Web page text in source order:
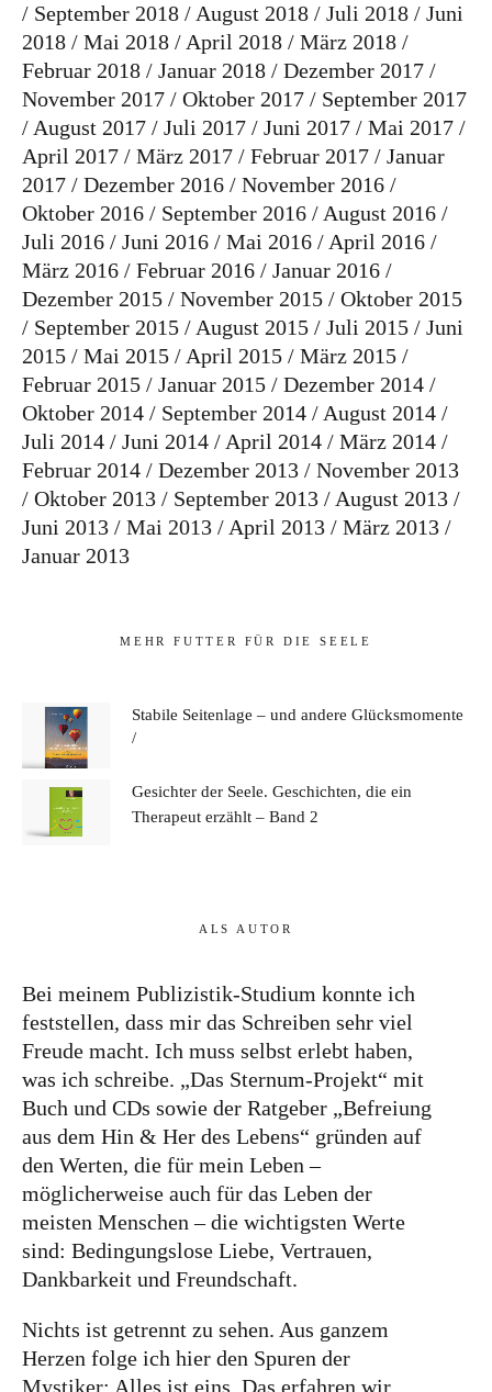
September 2018 August 2018 Juli 2018
Juni
2018
Mai 2018 April 2018
März 2018
Februar 2018
Januar 2018
Dezember 2017
November 2017
Oktober 2017
September 2017
August 2017
Juli 2017 Juni 2017
Mai 2017
April 2017
März 2017 Februar 2017
Januar
2017
Dezember 2016
November 2016
Oktober 2016
September 2016
August 2016
Juli 2016
Juni 2016 Mai 2016
April 2016
März 2016
Februar 2016
Januar 2016
Dezember 2015
November 2015
Oktober 2015
September 2015
August 2015 Juli 2015
Juni
2015
Mai 2015 April 2015
März 2015
Februar 2015
Januar 2015
Dezember 2014
Oktober 2014
September 2014
August 2014
Juli 2014
Juni 2014 April 2014
März 2014
Februar 2014
Dezember 2013
November 2013
Oktober 2013
September 2013
August 2013
Juni 2013
Mai 2013 April 2013
März 2013
Januar 2013
MEHR FUTTER FÜR DIE SEELE
Stabile Seitenlage – und andere Glücksmomente
Gesichter der Seele. Geschichten, die ein
Therapeut erzählt – Band 2
ALS AUTOR
Bei meinem Publizistik-Studium konnte ich
feststellen, dass mir das Schreiben sehr viel
Freude macht. Ich muss selbst erlebt haben,
was ich schreibe. „Das Sternum-Projekt“ mit
Buch und CDs sowie der Ratgeber „Befreiung
aus dem Hin & Her des Lebens“ gründen auf
den Werten, die für mein Leben –
möglicherweise auch für das Leben der
meisten Menschen – die wichtigsten Werte
sind: Bedingungslose Liebe, Vertrauen,
Dankbarkeit und Freundschaft.
Nichts ist getrennt zu sehen. Aus ganzem
Herzen folge ich hier den Spuren der
Mystiker: Alles ist eins. Das erfahren wir